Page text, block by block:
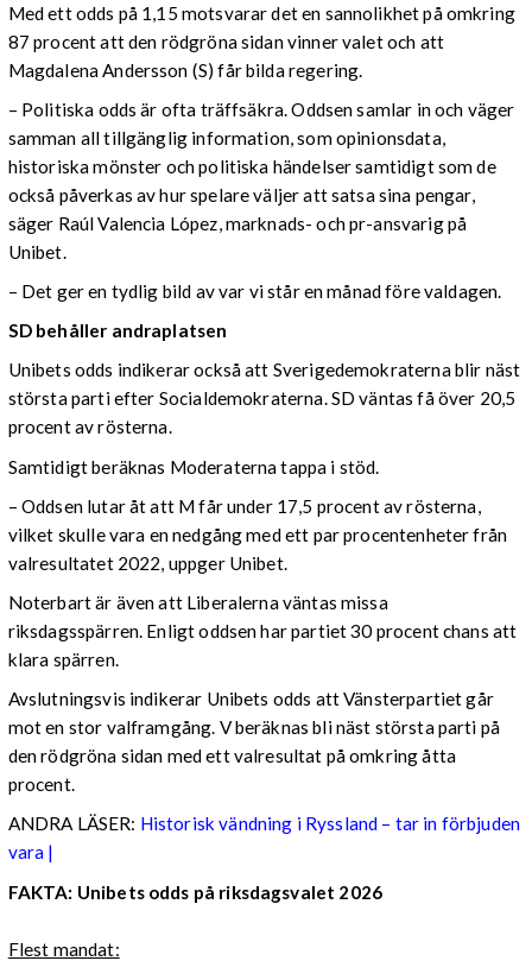
Med ett odds på 1,15 motsvarar det en sannolikhet på omkring
87 procent att den rödgröna sidan vinner valet och att
Magdalena Andersson (S) får bilda regering.
– Politiska odds är ofta träffsäkra. Oddsen samlar in och väger
samman all tillgänglig information, som opinionsdata,
historiska mönster och politiska händelser samtidigt som de
också påverkas av hur spelare väljer att satsa sina pengar,
säger Raúl Valencia López, marknads- och pr-ansvarig på
Unibet.
– Det ger en tydlig bild av var vi står en månad före valdagen.
SD behåller andraplatsen
Unibets odds indikerar också att Sverigedemokraterna blir näst
största parti efter Socialdemokraterna. SD väntas få över 20,5
procent av rösterna.
Samtidigt beräknas Moderaterna tappa i stöd.
– Oddsen lutar åt att M får under 17,5 procent av rösterna,
vilket skulle vara en nedgång med ett par procentenheter från
valresultatet 2022, uppger Unibet.
Noterbart är även att Liberalerna väntas missa
riksdagsspärren. Enligt oddsen har partiet 30 procent chans att
klara spärren.
Avslutningsvis indikerar Unibets odds att Vänsterpartiet går
mot en stor valframgång. V beräknas bli näst största parti på
den rödgröna sidan med ett valresultat på omkring åtta
procent.
ANDRA LÄSER: Historisk vändning i Ryssland – tar in förbjuden
vara |
FAKTA: Unibets odds på riksdagsvalet 2026
Flest mandat: